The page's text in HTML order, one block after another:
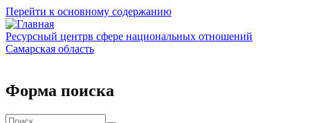
Перейти к основному содержанию
Ресурсный центрв сфере национальных отношений
Самарская область
Форма поиска